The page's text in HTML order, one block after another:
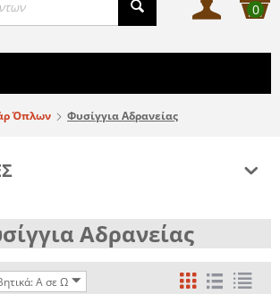
0
Όπλων Φυσίγγια Αδρανείας
Αδρανείας
A σε Ω